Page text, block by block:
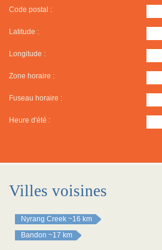
Code postal :
Latitude :
Longitude :
Zone horaire :
Fuseau horaire :
Heure d'été :
Villes voisines
Nyrang Creek ~16 km
Bandon ~17 km